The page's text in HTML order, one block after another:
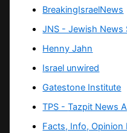
BreakingIsraelNews
JNS - Jewish News
Henny Jahn
Israel unwired
Gatestone Institute
TPS -Tazpit News
Facts, Info, Opinion